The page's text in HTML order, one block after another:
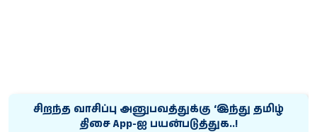
சிறந்த வாசிப்பு அனுபவத்துக்கு ‘இந்து தமிழ்
திசை App-ஐ பயன்படுத்துக..!